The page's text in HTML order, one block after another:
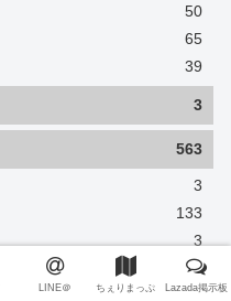
50
65
39
3
563
3
133
3
135
41
LINE＠ ちぇりまっぷ Lazada掲示板